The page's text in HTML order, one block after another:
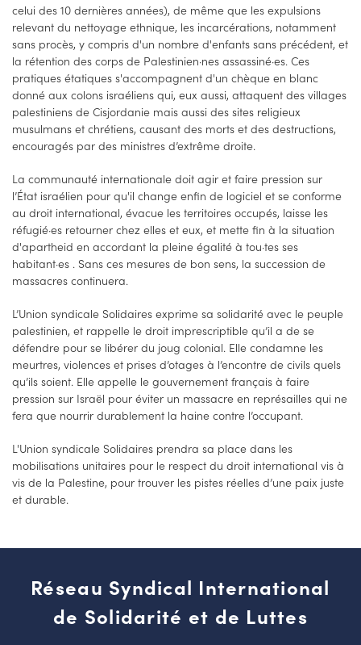
celui des 10 dernières années), de même que les expulsions
relevant du nettoyage ethnique, les incarcérations, notamment
sans procès, y compris d'un nombre d'enfants sans précédent, et
la rétention des corps de Palestinien·nes assassiné·es. Ces
pratiques étatiques s'accompagnent d'un chèque en blanc
donné aux colons israéliens qui, eux aussi, attaquent des villages
palestiniens de Cisjordanie mais aussi des sites religieux
musulmans et chrétiens, causant des morts et des destructions,
encouragés par des ministres d’extrême droite.
La communauté internationale doit agir et faire pression sur
l’État israélien pour qu'il change enfin de logiciel et se conforme
au droit international, évacue les territoires occupés, laisse les
réfugié·es retourner chez elles et eux, et mette fin à la situation
d'apartheid en accordant la pleine égalité à tou·tes ses
habitant·es . Sans ces mesures de bon sens, la succession de
massacres continuera.
L’Union syndicale Solidaires exprime sa solidarité avec le peuple
palestinien, et rappelle le droit imprescriptible qu’il a de se
défendre pour se libérer du joug colonial. Elle condamne les
meurtres, violences et prises d’otages à l’encontre de civils quels
qu’ils soient. Elle appelle le gouvernement français à faire
pression sur Israël pour éviter un massacre en représailles qui ne
fera que nourrir durablement la haine contre l’occupant.
L'Union syndicale Solidaires prendra sa place dans les
mobilisations unitaires pour le respect du droit international vis à
vis de la Palestine, pour trouver les pistes réelles d’une paix juste
et durable.
Réseau Syndical International
de Solidarité et de Luttes